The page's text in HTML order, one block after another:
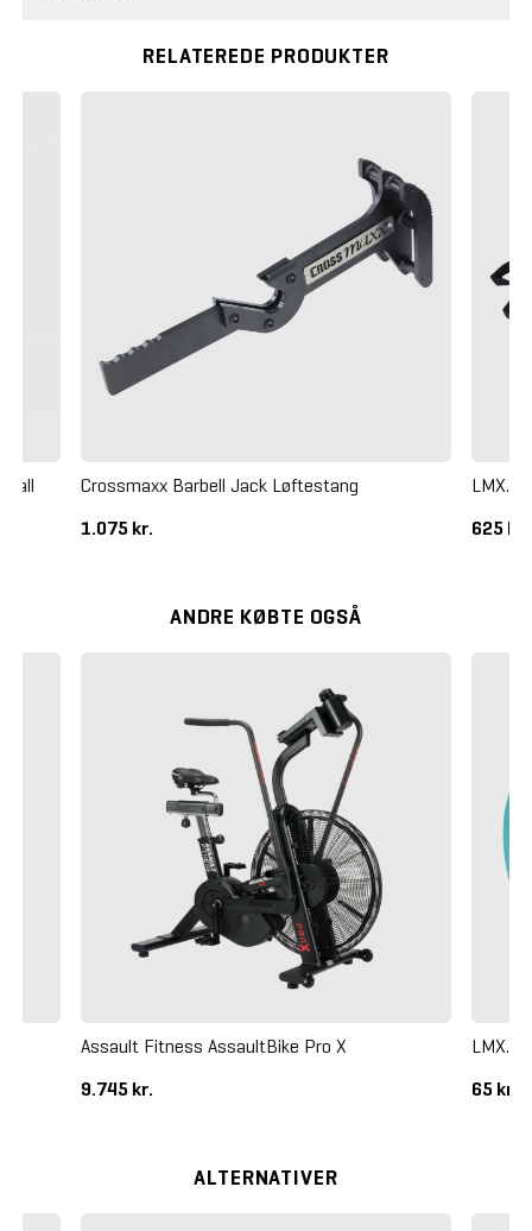
RELATEREDE PRODUKTER
Crossmaxx Barbell Jack Løftestang
1.075 kr.
LMX.
625 kr.
ANDRE KØBTE OGSÅ
Assault Fitness AssaultBike Pro X
9.745 kr.
LMX.
65 kr.
ALTERNATIVER